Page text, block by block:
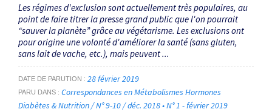
Les régimes d'exclusion sont actuellement très populaires, au
point de faire titrer la presse grand public que l'on pourrait
“sauver la planète” grâce au végétarisme. Les exclusions ont
pour origine une volonté d'améliorer la santé (sans gluten,
sans lait de vache, etc.), mais peuvent ...
DATE DE PARUTION 28 février 2019
PARU DANS
Correspondances en Métabolismes Hormones
Diabètes & Nutrition / N° 9-10 / déc. 2018 • N° 1 - février 2019